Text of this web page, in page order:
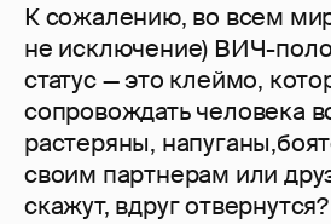
К сожалению, во всем
не исключение) ВИЧ-
статус — это клеймо,
сопровождать человека
растеряны,
своим партнерам или
скажут, вдруг отвернутся?